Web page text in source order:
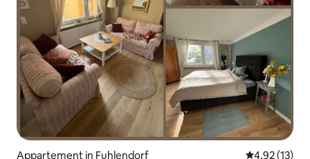
Appartement in Fuhlendorf Gemiddelde
4,92 (13)